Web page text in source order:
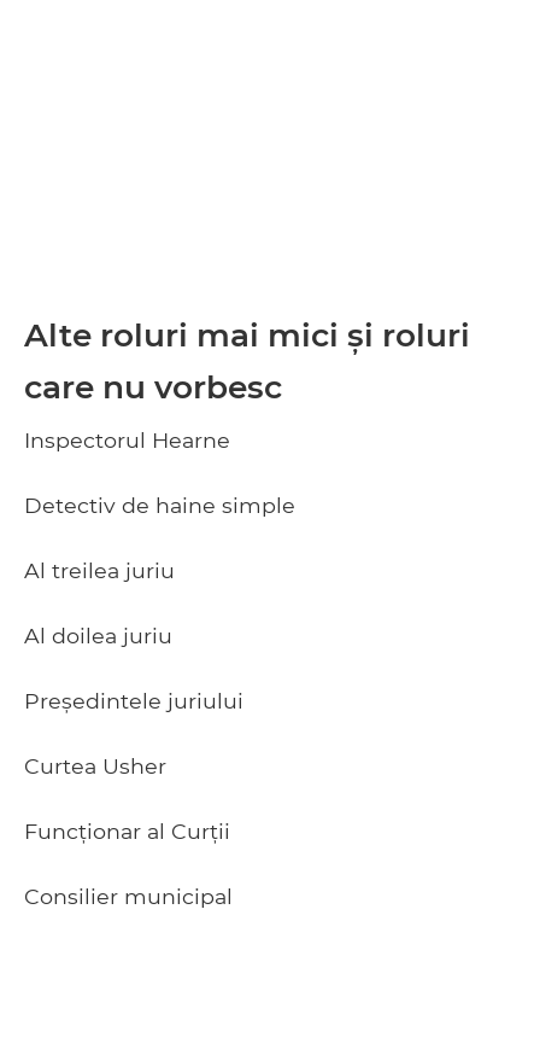
Alte roluri mai mici și roluri
care nu vorbesc
Inspectorul Hearne
Detectiv de haine simple
Al treilea juriu
Al doilea juriu
Președintele juriului
Curtea Usher
Funcționar al Curții
Consilier municipal